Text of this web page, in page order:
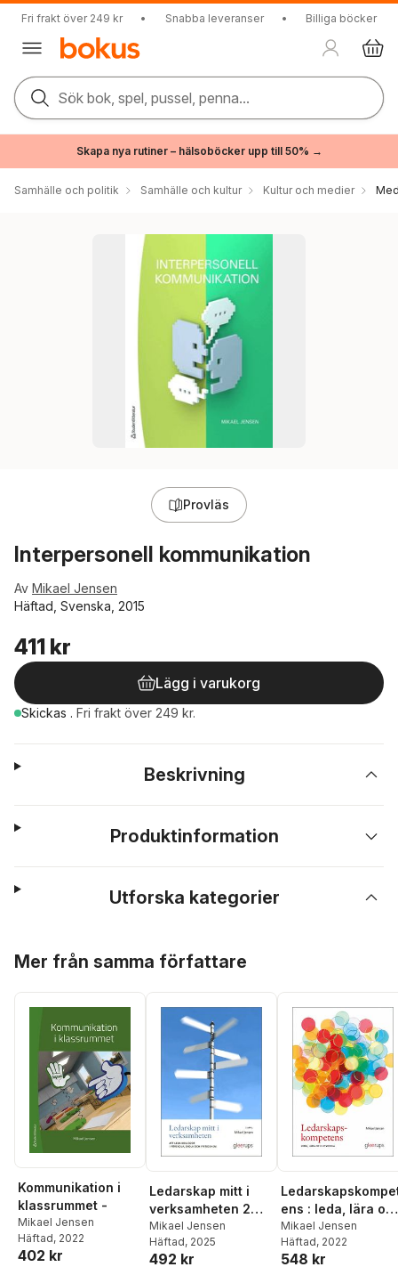
Fri frakt över 249 kr • Snabba leveranser • Billiga böcker
Sök bok, spel, pussel, penna...
Skapa nya rutiner – hälsoböcker upp till 50% →
Samhälle och politik Samhälle och kultur Kultur och medier
Provläs
Interpersonell kommunikation
Av Mikael Jensen
Häftad, Svenska, 2015
411 kr
Lägg i varukorg
Skickas . Fri frakt över 249 kr.
Beskrivning
Produktinformation
Utforska kategorier
Mer från samma författare
Kommunikation i
klassrummet -
Mikael Jensen
Häftad, 2022
402 kr
Ledarskap mitt i
verksamheten 2
uppl : Att leda
kollegor i förskola,
skola och
Mikael Jensen
Häftad, 2025
492 kr
ens : leda, lära
utveckla
Mikael Jensen
Häftad, 2022
548 kr